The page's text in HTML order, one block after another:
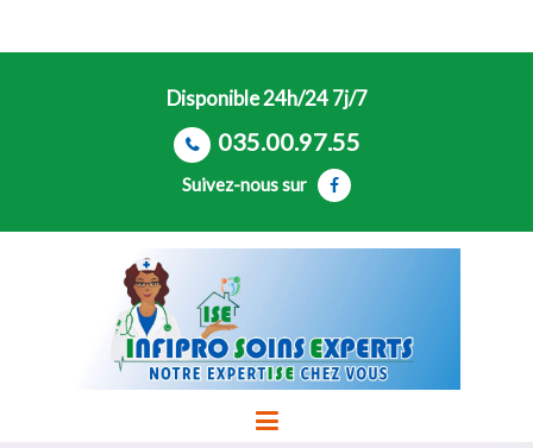
Disponible 24h/24 7j/7
035.00.97.55
Suivez-nous sur